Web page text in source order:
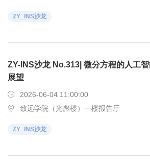
ZY_INS沙龙
ZY-INS沙龙 No.313| 微分方程的人工
展望
2026-06-04 11:00:00
致远学院（光彪楼）一楼报告厅
ZY_INS沙龙